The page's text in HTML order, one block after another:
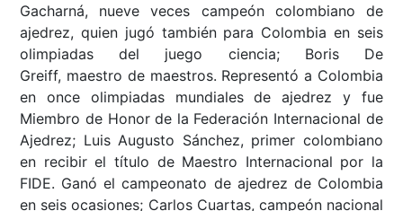
Gacharná, nueve veces campeón colombiano de
ajedrez, quien jugó también para Colombia en seis
olimpiadas del juego ciencia; Boris De
Greiff, maestro de maestros. Representó a Colombia
en once olimpiadas mundiales de ajedrez y fue
Miembro de Honor de la Federación Internacional de
Ajedrez; Luis Augusto Sánchez, primer colombiano
en recibir el título de Maestro Internacional por la
FIDE. Ganó el campeonato de ajedrez de Colombia
en seis ocasiones; Carlos Cuartas, campeón nacional